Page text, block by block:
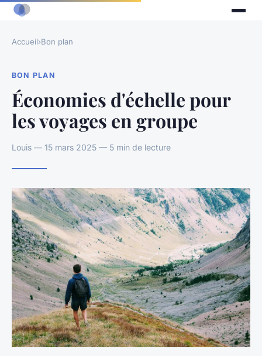
Accueil›Bon plan
BON PLAN
Économies d'échelle pour
les voyages en groupe
Louis — 15 mars 2025 — 5 min de lecture